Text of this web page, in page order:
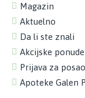
Magazin
Aktuelno
Da li ste znali
Akcijske ponude
Prijava za posao
Apoteke Galen